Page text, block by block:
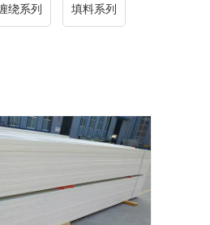
绕系列 填料系列